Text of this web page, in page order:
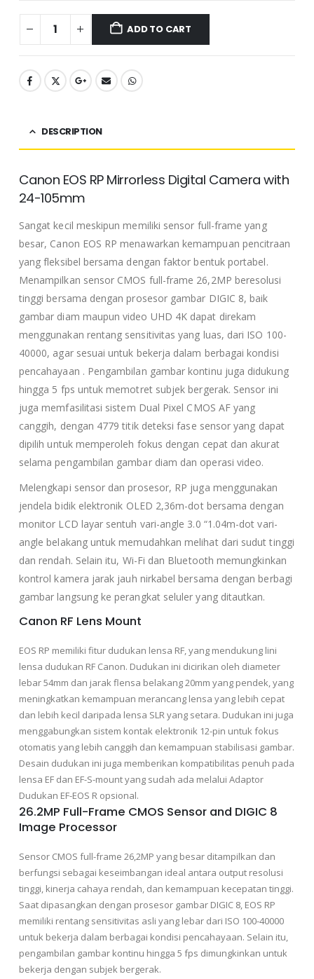
ADD TO CART
DESCRIPTION
Canon EOS RP Mirrorless Digital Camera with
24-105mm
Sangat kecil meskipun memiliki sensor full-frame yang
besar, Canon EOS RP menawarkan kemampuan pencitraan
yang fleksibel bersama dengan faktor bentuk portabel.
Menampilkan sensor CMOS full-frame 26,2MP beresolusi
tinggi bersama dengan prosesor gambar DIGIC 8, baik
gambar diam maupun video UHD 4K dapat direkam
menggunakan rentang sensitivitas yang luas, dari ISO 100-
40000, agar sesuai untuk bekerja dalam berbagai kondisi
pencahayaan . Pengambilan gambar kontinu juga didukung
hingga 5 fps untuk memotret subjek bergerak. Sensor ini
juga memfasilitasi sistem Dual Pixel CMOS AF yang
canggih, dengan 4779 titik deteksi fase sensor yang dapat
dipilih untuk memperoleh fokus dengan cepat dan akurat
selama pengambilan gambar diam dan operasi video.
Melengkapi sensor dan prosesor, RP juga menggunakan
jendela bidik elektronik OLED 2,36m-dot bersama dengan
monitor LCD layar sentuh vari-angle 3.0 “1.04m-dot vari-
angle belakang untuk memudahkan melihat dari sudut tinggi
dan rendah. Selain itu, Wi-Fi dan Bluetooth memungkinkan
kontrol kamera jarak jauh nirkabel bersama dengan berbagi
gambar langsung ke perangkat seluler yang ditautkan.
Canon RF Lens Mount
EOS RP memiliki fitur dudukan lensa RF, yang mendukung lini
lensa dudukan RF Canon. Dudukan ini dicirikan oleh diameter
lebar 54mm dan jarak flensa belakang 20mm yang pendek, yang
meningkatkan kemampuan merancang lensa yang lebih cepat
dan lebih kecil daripada lensa SLR yang setara. Dudukan ini juga
menggabungkan sistem kontak elektronik 12-pin untuk fokus
otomatis yang lebih canggih dan kemampuan stabilisasi gambar.
Desain dudukan ini juga memberikan kompatibilitas penuh pada
lensa EF dan EF-S-mount yang sudah ada melalui Adaptor
Dudukan EF-EOS R opsional.
26.2MP Full-Frame CMOS Sensor and DIGIC 8
Image Processor
Sensor CMOS full-frame 26,2MP yang besar ditampilkan dan
berfungsi sebagai keseimbangan ideal antara output resolusi
tinggi, kinerja cahaya rendah, dan kemampuan kecepatan tinggi.
Saat dipasangkan dengan prosesor gambar DIGIC 8, EOS RP
memiliki rentang sensitivitas asli yang lebar dari ISO 100-40000
untuk bekerja dalam berbagai kondisi pencahayaan. Selain itu,
pengambilan gambar kontinu hingga 5 fps dimungkinkan untuk
bekerja dengan subjek bergerak.